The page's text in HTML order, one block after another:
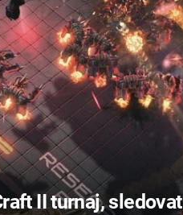
II turnaj, sledovat